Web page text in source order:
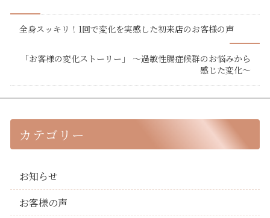
全身スッキリ！1回で変化を実感した初来店のお客様の声
「お客様の変化ストーリー」 ～過敏性腸症候群のお悩みから
感じた変化～
カテゴリー
お知らせ
お客様の声